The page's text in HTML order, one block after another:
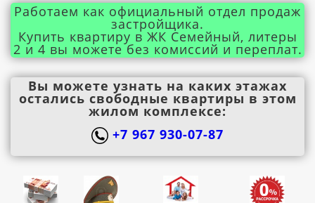
Работаем как официальный отдел продаж
застройщика.
Купить квартиру в ЖК Семейный, литеры
2 и 4 вы можете без комиссий и переплат.
Вы можете узнать на каких этажах
остались свободные квартиры в этом
жилом комплексе:
+7 967 930-07-87